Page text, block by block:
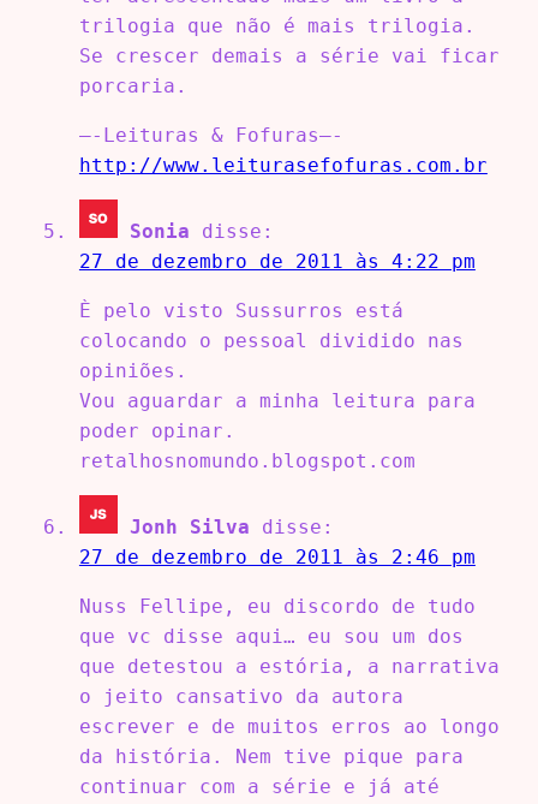
trilogia que não é mais trilogia.
Se crescer demais a série vai ficar
porcaria.
—-Leituras & Fofuras—-
http://www.leiturasefofuras.com.br
Sonia
disse:
27 de dezembro de 2011 às 4:22 pm
È pelo visto Sussurros está
colocando o pessoal dividido nas
opiniões.
Vou aguardar a minha leitura para
poder opinar.
retalhosnomundo.blogspot.com
Jonh Silva
disse:
27 de dezembro de 2011 às 2:46 pm
Nuss Fellipe, eu discordo de tudo
que vc disse aqui… eu sou um dos
que detestou a estória, a narrativa
o jeito cansativo da autora
escrever e de muitos erros ao longo
da história. Nem tive pique para
continuar com a série e já até